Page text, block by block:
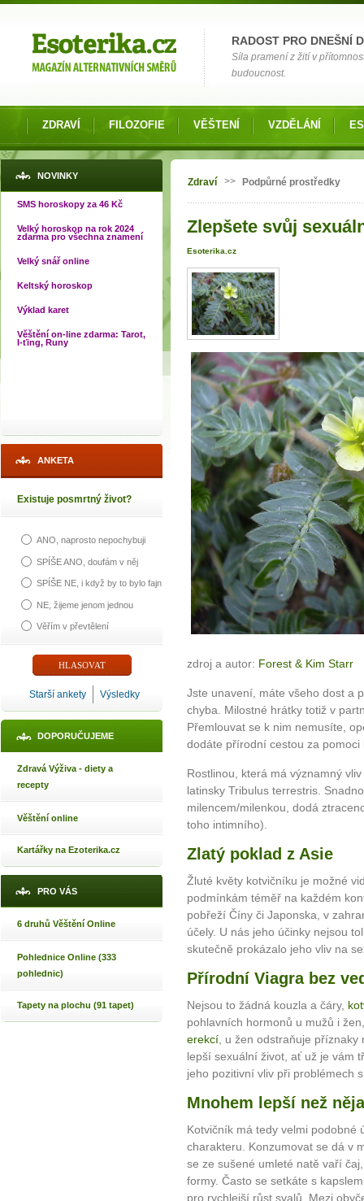
RADOST PRO DNEŠNÍ
Síla pramení z žití v
budoucnost.
ZDRAVÍ FILOZOFIE VĚŠTENÍ VZDĚLÁNÍ
NOVINKY
SMS horoskopy za 46 Kč
Velký horoskop na rok 2024
zdarma pro všechna znamení
Velký snář online
Keltský horoskop
Výklad karet
Věštění on-line zdarma: Tarot,
I-ťing, Runy
ANKETA
Existuje posmrtný život?
ANO, naprosto nepochybuji
SPÍŠE ANO, doufám v něj
SPÍŠE NE, i když by to bylo fajn
NE, žijeme jenom jednou
Věřím v převtělení
Starší ankety Výsledky
DOPORUČUJEME
Zdravá Výživa - diety a
recepty
Věštění online
Kartářky na Ezoterika.cz
PRO VÁS
6 druhů Věštění Online
Pohlednice Online (333
pohlednic)
Tapety na plochu (91 tapet)
Jste zde
Zdraví >> Podpůrné prostředky
Zlepšete svůj
Esoterika.cz
zdroj a autor: Forest & Kim Starr
Jste unavení, máte všeho dost a
chyba. Milostné hrátky totiž v
Přemlouvat se k nim nemusíte,
dodáte přírodní cestou za pomoci
Rostlinou, která má významný
latinsky Tribulus terrestris.
milencem/milenkou, dodá
toho intimního).
Zlatý poklad z Asie
Žluté květy kotvičníku je možné
podmínkám téměř na každém
pobřeží Číny či Japonska, v
účely. U nás jeho účinky nejsou
skutečně prokázalo jeho vliv na
Přírodní Viagra bez
Nejsou to žádná kouzla a čáry,
pohlavních hormonů u mužů i
erekcí , u žen odstraňuje
lepší sexuální život, ať už je vám
jeho pozitivní vliv při problémech
Mnohem lepší než
Kotvičník má tedy velmi podobné
charakteru. Konzumovat se dá v
se ze sušené umleté natě vaří
formy. Často se setkáte s
pro rychlejší růst svalů. Mezi